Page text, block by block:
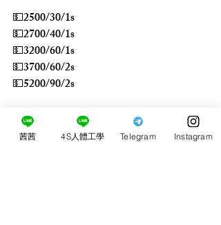
💵2500/30/1s
💵2700/40/1s
💵3200/60/1s
💵3700/60/2s
💵5200/90/2s
2+1 3+1 5+3
茜茜 4S人體工學 Telegram Instagram